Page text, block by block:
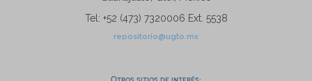
Tel: +52 (473) 7320006 Ext. 5538
repositorio@ugto.mx